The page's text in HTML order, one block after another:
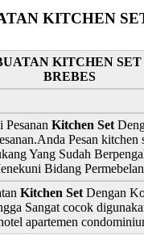
KITCHEN
KITCHEN SET
BREBES
Pesanan Kitchen Set
Pesan
Yang Sudah
Bidang
Kitchen Set Dengan
Sangat cocok
apartemen